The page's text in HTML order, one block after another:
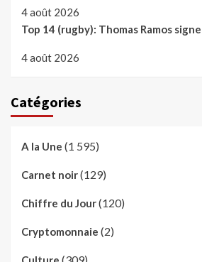
4 août 2026
Top 14 (rugby): Thomas Ramos
4 août 2026
Catégories
A la Une (1 595)
Carnet noir(129)
Chiffre du Jour(120)
Cryptomonnaie (2)